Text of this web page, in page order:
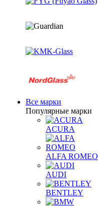
Все марки
Популярные марки
ACURA
ALFA ROMEO
AUDI
BENTLEY